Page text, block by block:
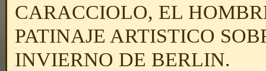
CARACCIOLO, EL
PATINAJE ARTISTICO
INVIERNO DE BERLIN.